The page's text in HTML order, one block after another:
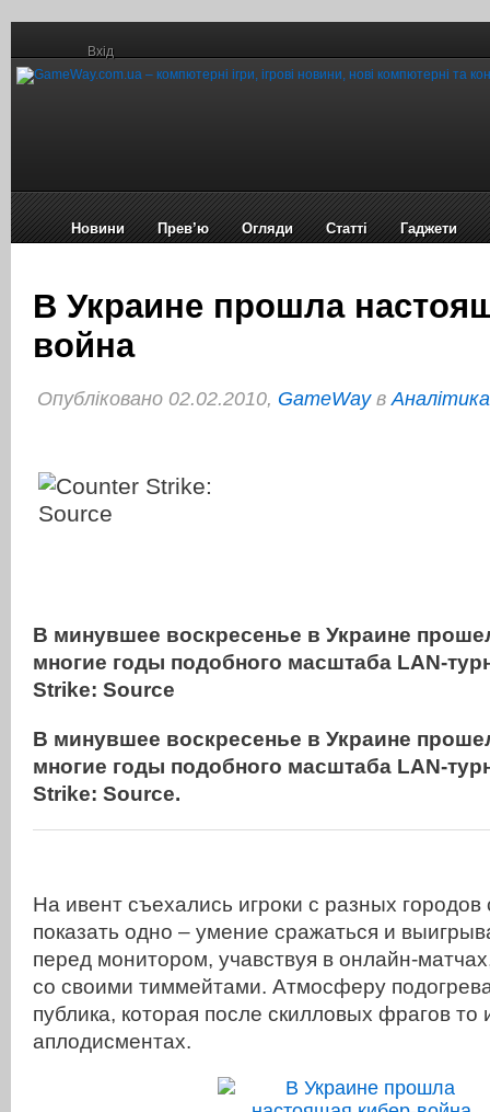
Вхід
Новини Прев’ю Огляди Статті Гаджети
В Украине прошла
война
Опубліковано 02.02.2010, GameWayвАналітика
В минувшее воскресенье в Украине
многие годы подобного масштаба LAN-
Strike: Source
В минувшее воскресенье в Украине
многие годы подобного масштаба LAN-
Strike: Source.
На ивент съехались игроки с разных
показать одно – умение сражаться и
перед монитором, учавствуя в онлайн-
со своими тиммейтами. Атмосферу
публика, которая после скилловых фрагов то
аплодисментах.